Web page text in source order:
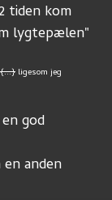
tiden kom
lygtepælen"
{...} ligesom jeg
god
anden